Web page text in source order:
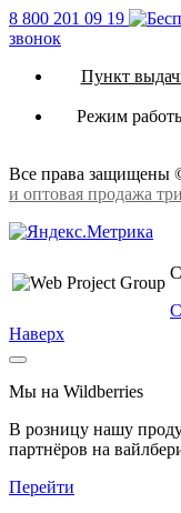
8 800 201 09 19
звонок
Пункт
Режим
Все права защищены
и оптовая продажа
Наверх
Мы на Wildberries
В розницу нашу
партнёров на
Перейти